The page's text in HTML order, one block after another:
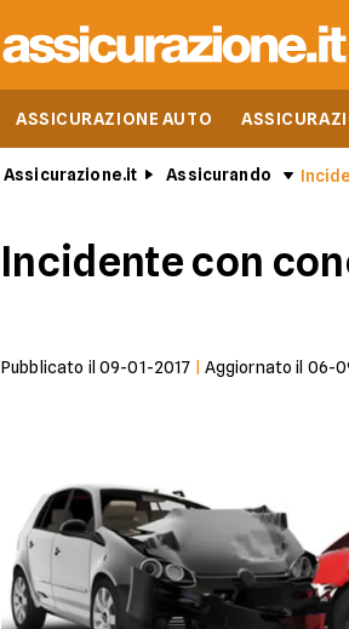
ASSICURAZIONE AUTO
Assicurazione.it Assicurando
Incidente con
Pubblicato il 09-01-2017 Aggiornato il 06-